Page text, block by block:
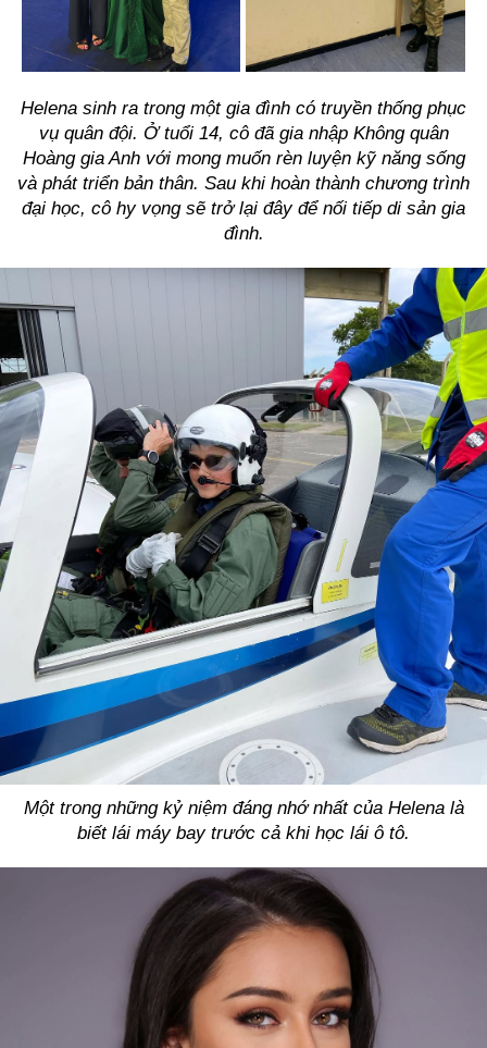
Helena sinh ra trong một gia đình có truyền thống phục
vụ quân đội. Ở tuổi 14, cô đã gia nhập Không quân
Hoàng gia Anh với mong muốn rèn luyện kỹ năng sống
và phát triển bản thân. Sau khi hoàn thành chương trình
đại học, cô hy vọng sẽ trở lại đây để nối tiếp di sản gia
đình.
Một trong những kỷ niệm đáng nhớ nhất của Helena là
biết lái máy bay trước cả khi học lái ô tô.